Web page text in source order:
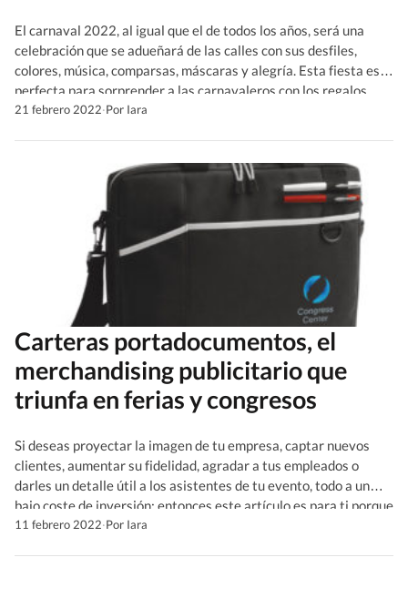
El carnaval 2022, al igual que el de todos los años, será una
celebración que se adueñará de las calles con sus desfiles,
colores, música, comparsas, máscaras y alegría. Esta fiesta es
perfecta para sorprender a las carnavaleros con los regalos
promocionales que te recomendamos en este artículo. Pero
21 febrero 2022·Por Iara
Carteras portadocumentos, el
merchandising publicitario que
triunfa en ferias y congresos
Si deseas proyectar la imagen de tu empresa, captar nuevos
clientes, aumentar su fidelidad, agradar a tus empleados o
darles un detalle útil a los asistentes de tu evento, todo a un
bajo coste de inversión; entonces este artículo es para ti porque
te contamos todo lo que debes saber sobre las carteras
11 febrero 2022·Por Iara